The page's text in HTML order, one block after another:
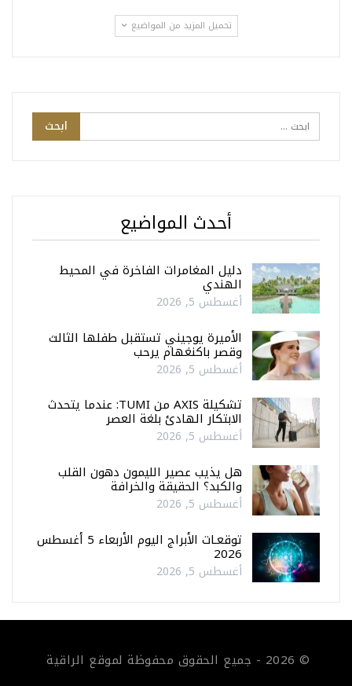
تحميل المزيد من المواضيع
أحدث المواضيع
دليل المغامرات الفاخرة في المحيط
الهندي
أغسطس 5, 2026
الأميرة يوجيني تستقبل طفلها الثالث
وقصر باكنغهام يرحب
أغسطس 5, 2026
تشكيلة AXIS من TUMI: عندما يتحدث
الابتكار الهادئ بلغة العصر
أغسطس 5, 2026
هل يذيب عصير الليمون دهون القلب
والكبد؟ الحقيقة والخرافة
أغسطس 5, 2026
توقعـات الأبراج اليوم الأربعاء 5 أغسطس
2026
أغسطس 5, 2026
© 2026 - جميع الحقوق محفوظة لموقع الراقية